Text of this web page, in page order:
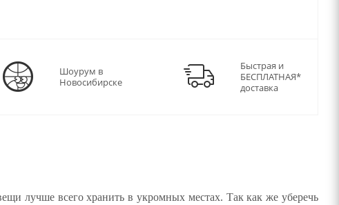
Шоурум в
Новосибирске
Быстрая и
БЕСПЛАТНАЯ*
доставка
лучше всего хранить в укромных местах. Так как же уберечь